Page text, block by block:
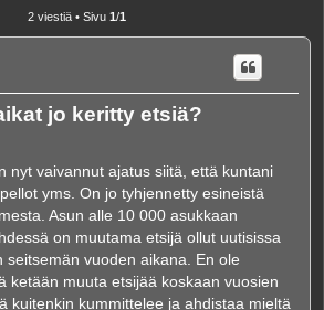
2 viestiä • Sivu 1/1
jo keritty etsiä?
nyt vaivannut ajatus siitä, että kuntani
yms. On jo tyhjennetty esineistä
Asun alle 10 000 asukkaan
on muutama etsijä ollut uutisissa
seitsemän vuoden aikana. En ole
ketään muuta etsijää koskaan vuosien
kuitenkin kummittelee ja ahdistaa mieltä